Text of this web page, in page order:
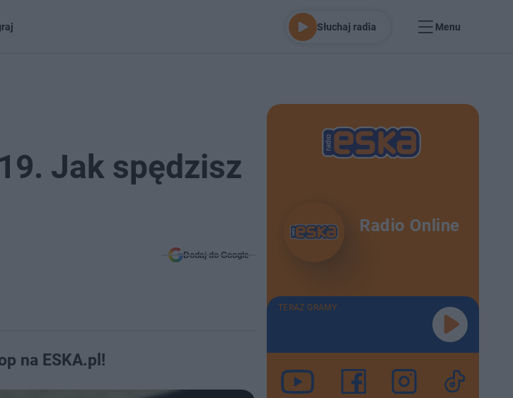
Słuchaj radia Menu
Jak spędzisz
Dodaj do Google
na ESKA.pl!
Radio Online
TERAZ GRAMY